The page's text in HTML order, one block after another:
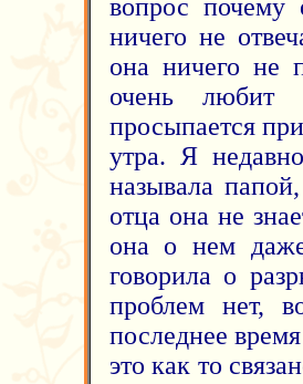
вопрос почему
ничего не
она ничего не
очень любит
просыпается
утра. Я
называла
отца она не
она о нем
говорила о
проблем нет,
последнее
это как то